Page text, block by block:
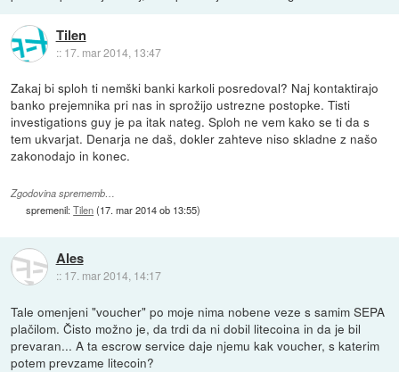
Tilen
:: 17. mar 2014, 13:47
Zakaj bi sploh ti nemški banki karkoli posredoval? Naj kontaktirajo
banko prejemnika pri nas in sprožijo ustrezne postopke. Tisti
investigations guy je pa itak nateg. Sploh ne vem kako se ti da s
tem ukvarjat. Denarja ne daš, dokler zahteve niso skladne z našo
zakonodajo in konec.
Zgodovina sprememb…
spremenil:Tilen(17. mar 2014 ob 13:55)
Ales
:: 17. mar 2014, 14:17
Tale omenjeni "voucher" po moje nima nobene veze s samim SEPA
plačilom. Čisto možno je, da trdi da ni dobil litecoina in da je bil
prevaran... A ta escrow service daje njemu kak voucher, s katerim
potem prevzame litecoin?